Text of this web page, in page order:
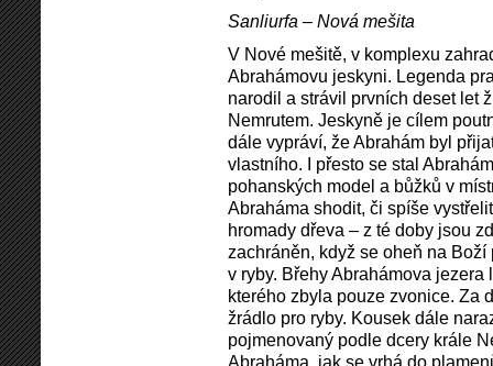
Sanliurfa – Nová mešita
V Nové mešitě, v komplexu
Abrahámovu jeskyni. Legenda
narodil a strávil prvních deset let
Nemrutem. Jeskyně je cílem
dále vypráví, že Abrahám byl
vlastního. I přesto se stal
pohanských model a bůžků v
Abraháma shodit, či spíše
hromady dřeva – z té doby jsou
zachráněn, když se oheň na
v ryby. Břehy Abrahámova
kterého zbyla pouze zvonice. Za
žrádlo pro ryby. Kousek dále
pojmenovaný podle dcery krále
Abraháma, jak se vrhá do